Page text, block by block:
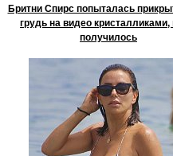
Бритни Спирс попыталась
грудь на видео кристалликами,
получилось